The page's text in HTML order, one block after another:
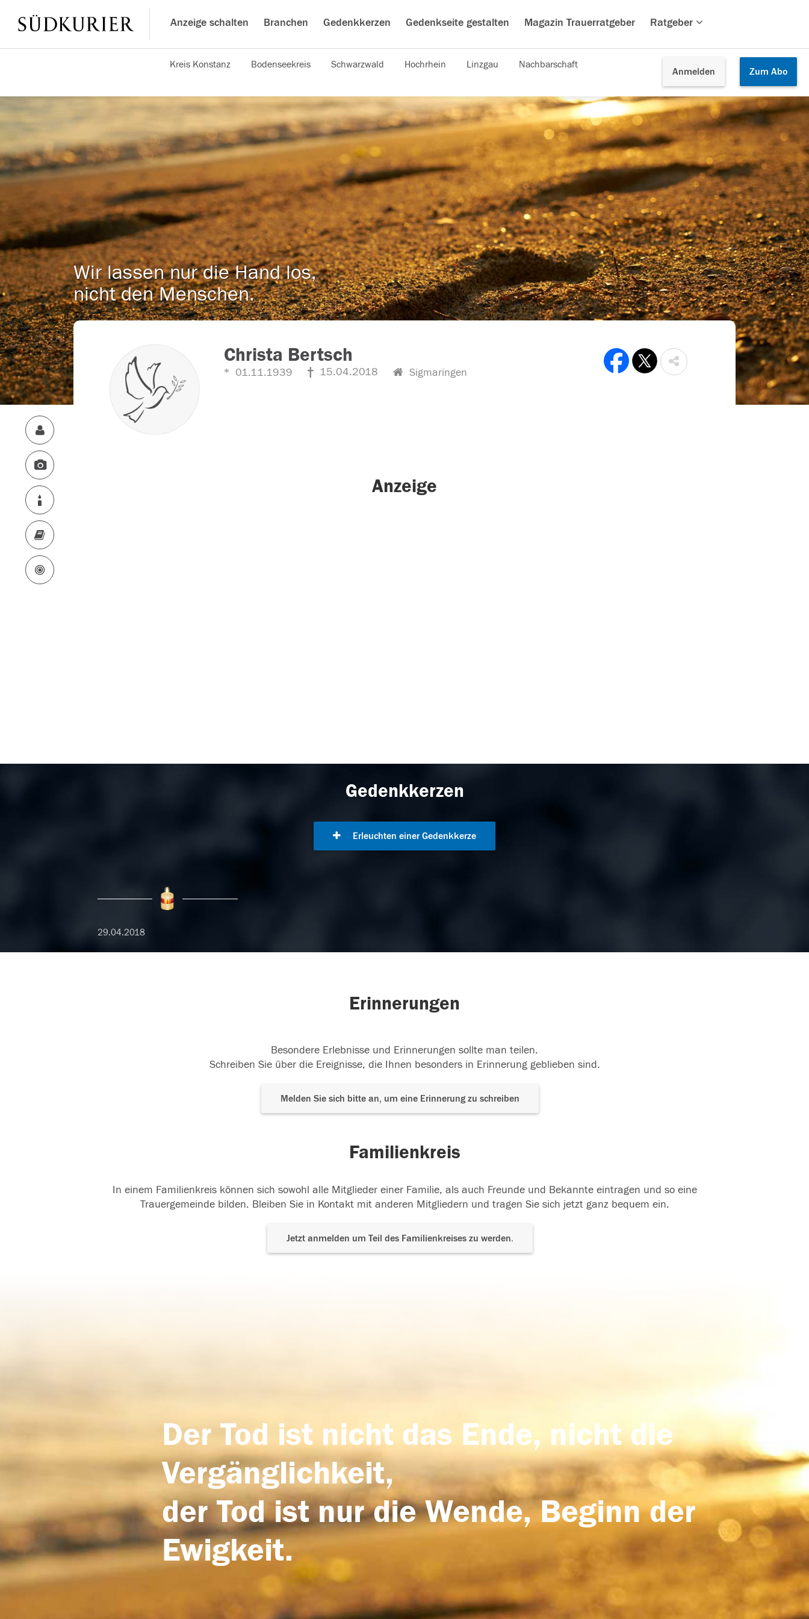
Anzeige schalten Branchen Gedenkkerzen Gedenkseite gestalten Magazin Trauerratgeber Ratgeber
Anmelden Zum Abo
Kreis Konstanz Bodenseekreis Schwarzwald Hochrhein Linzgau Nachbarschaft
Wir lassen nur die Hand los,
nicht den Menschen.
Christa Bertsch
01.11.1939 15.04.2018 Sigmaringen
Anzeige
Gedenkkerzen
Erleuchten einer Gedenkkerze
29.04.2018
Erinnerungen
Besondere Erlebnisse und Erinnerungen sollte man teilen.
Schreiben Sie über die Ereignisse, die Ihnen besonders in Erinnerung geblieben sind.
Melden Sie sich bitte an, um eine Erinnerung zu schreiben
Familienkreis
In einem Familienkreis können sich sowohl alle Mitglieder einer Familie, als auch Freunde und Bekannte eintragen und so eine
Trauergemeinde bilden. Bleiben Sie in Kontakt mit anderen Mitgliedern und tragen Sie sich jetzt ganz bequem ein.
Jetzt anmelden um Teil des Familienkreises zu werden.
Der Tod ist nicht das Ende, nicht die
Vergänglichkeit,
der Tod ist nur die Wende, Beginn der
Ewigkeit.